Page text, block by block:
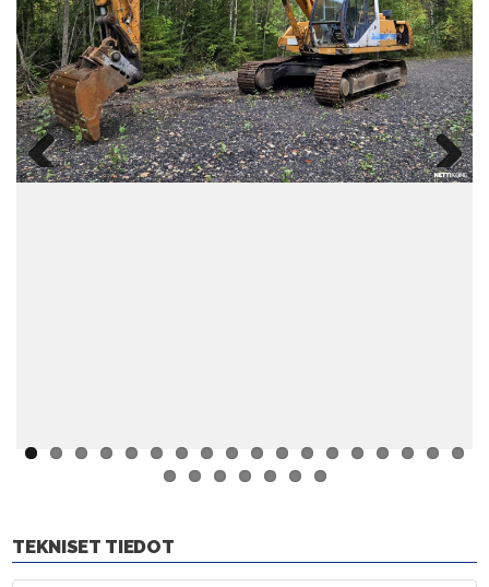
TEKNISET TIEDOT